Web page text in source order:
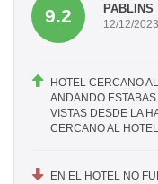
9.2 PABLINS
12/12/
HOTEL CERCANO
ANDANDO
VISTAS DESDE LA
CERCANO AL
EN EL HOTEL NO